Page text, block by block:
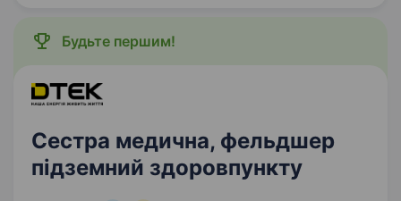
Будьте першим!
Сестра медична, фельдшер
підземний здоровпункту